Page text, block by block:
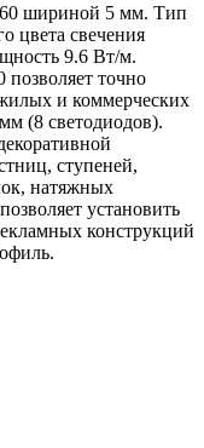
шириной 5 мм. Тип
цвета свечения
9.6 Вт/м.
точно
и коммерческих
(8 светодиодов).
ступеней,
натяжных
установить
конструкций